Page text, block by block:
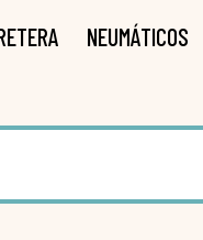
NEUMÁTICOS